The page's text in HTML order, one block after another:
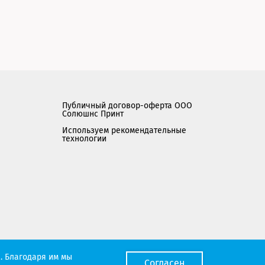
Публичный договор-оферта ООО
Солюшнс Принт
Используем рекомендательные
технологии
Мы работаем с порталом поставщиков
Благодаря им мы